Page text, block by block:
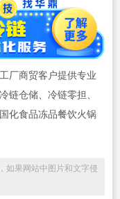
厂商贸客户提供专业
链仓储、冷链零担、
化食品冻品餐饮火锅
如果网站中图片和文字侵